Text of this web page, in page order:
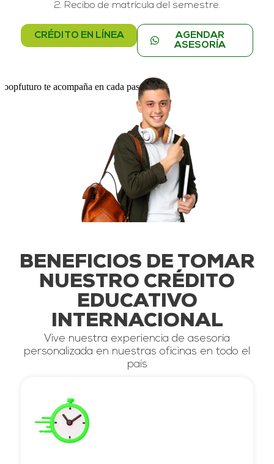
2. Recibo de matrícula del semestre.
CRÉDITO EN LÍNEA
AGENDAR
ASESORÍA
BENEFICIOS DE TOMAR
NUESTRO CRÉDITO
EDUCATIVO
INTERNACIONAL
Vive nuestra experiencia de asesoría
personalizada en nuestras oficinas en todo el
país